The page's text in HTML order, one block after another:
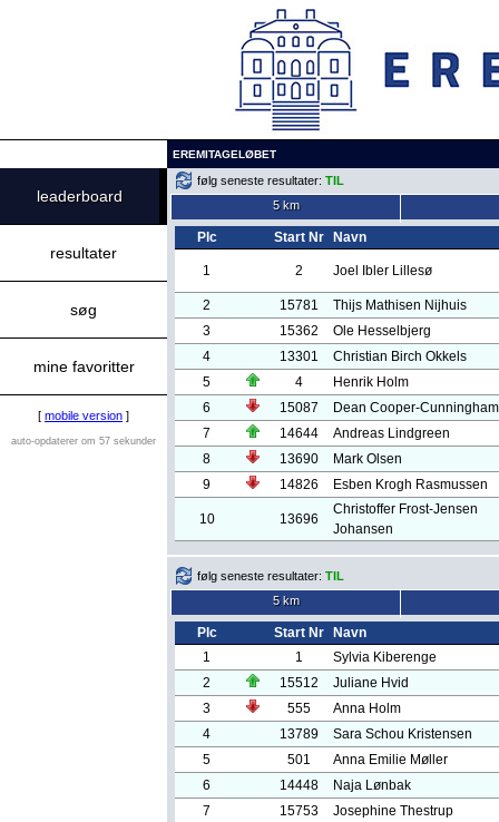
EREMITAGELØBET
leaderboard
resultater
søg
mine favoritter
[ mobile version ]
auto-opdaterer om 57 sekunder
følg seneste resultater: TIL
5 km
Plc Start Nr Navn
1 2 Joel Ibler Lillesø
2 15781
Thijs Mathisen Nijhuis
3
15362
Ole Hesselbjerg
4
13301
Christian Birch Okkels
5
4
Henrik Holm
6
15087
Dean Cooper-Cunningham
7
14644
Andreas Lindgreen
8
13690
Mark Olsen
9
14826 Esben Krogh Rasmussen
10 13696
Christoffer Frost-Jensen
Johansen
følg seneste resultater: TIL
5 km
Plc Start Nr
Navn
1
1
Sylvia Kiberenge
2
15512
Juliane Hvid
3
555
Anna Holm
4
13789
Sara Schou Kristensen
5
501
Anna Emilie Møller
6
14448
Naja Lønbak
7
15753
Josephine Thestrup